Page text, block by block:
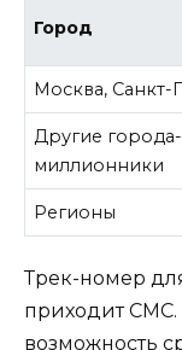
Город
Москва, Санкт-
Другие города-
миллионники
Регионы
Трек-номер
приходит СМС.
возможность